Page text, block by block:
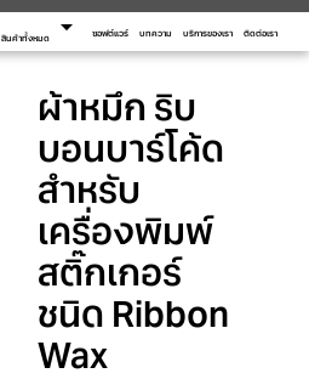
สินค้าทั้งหมด arrow_drop_down ซอฟต์แวร์ บทความ บริการของเรา ติดต่อเรา
ผ้าหมึก ริบ
บอนบาร์โค้ด
สำหรับ
เครื่องพิมพ์
สติ๊กเกอร์
ชนิด Ribbon
Wax